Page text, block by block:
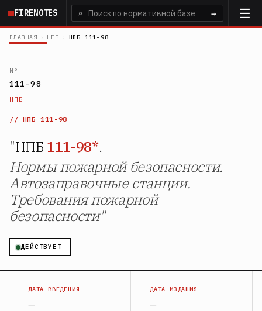
Перейти
основному
FIRENOTES ⌕ →
ГЛАВНАЯ › НПБ › НПБ 111-98
N°
111-98
НПБ
НПБ 111-98
"НПБ 111-98*.
Нормы пожарной безопасности.
Автозаправочные станции.
Требования пожарной
безопасности"
ДЕЙСТВУЕТ
ДАТА ВВЕДЕНИЯ
—
ДАТА ИЗДАНИЯ
—